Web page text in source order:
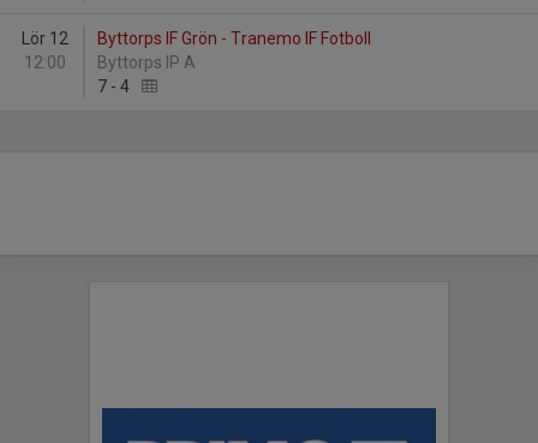
Lör 12
12:00
Byttorps IF Grön - Tranemo IF Fotboll
Byttorps IP A
7 - 4